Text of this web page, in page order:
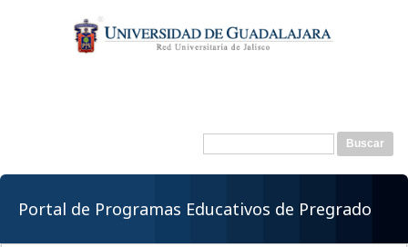
contenido
principal
Formulario de
Buscar
Portal de Programas Educativos de Pregrado